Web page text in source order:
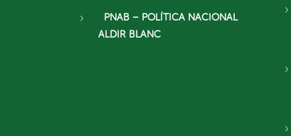
PNAB – POLÍTICA NACIONAL
ALDIR BLANC